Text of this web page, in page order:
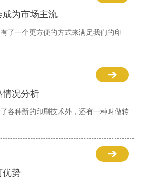
为市场主流
了一个更方便的方式来满足我们的印
情况分析
各种新的印刷技术外，还有一种叫做转
优势